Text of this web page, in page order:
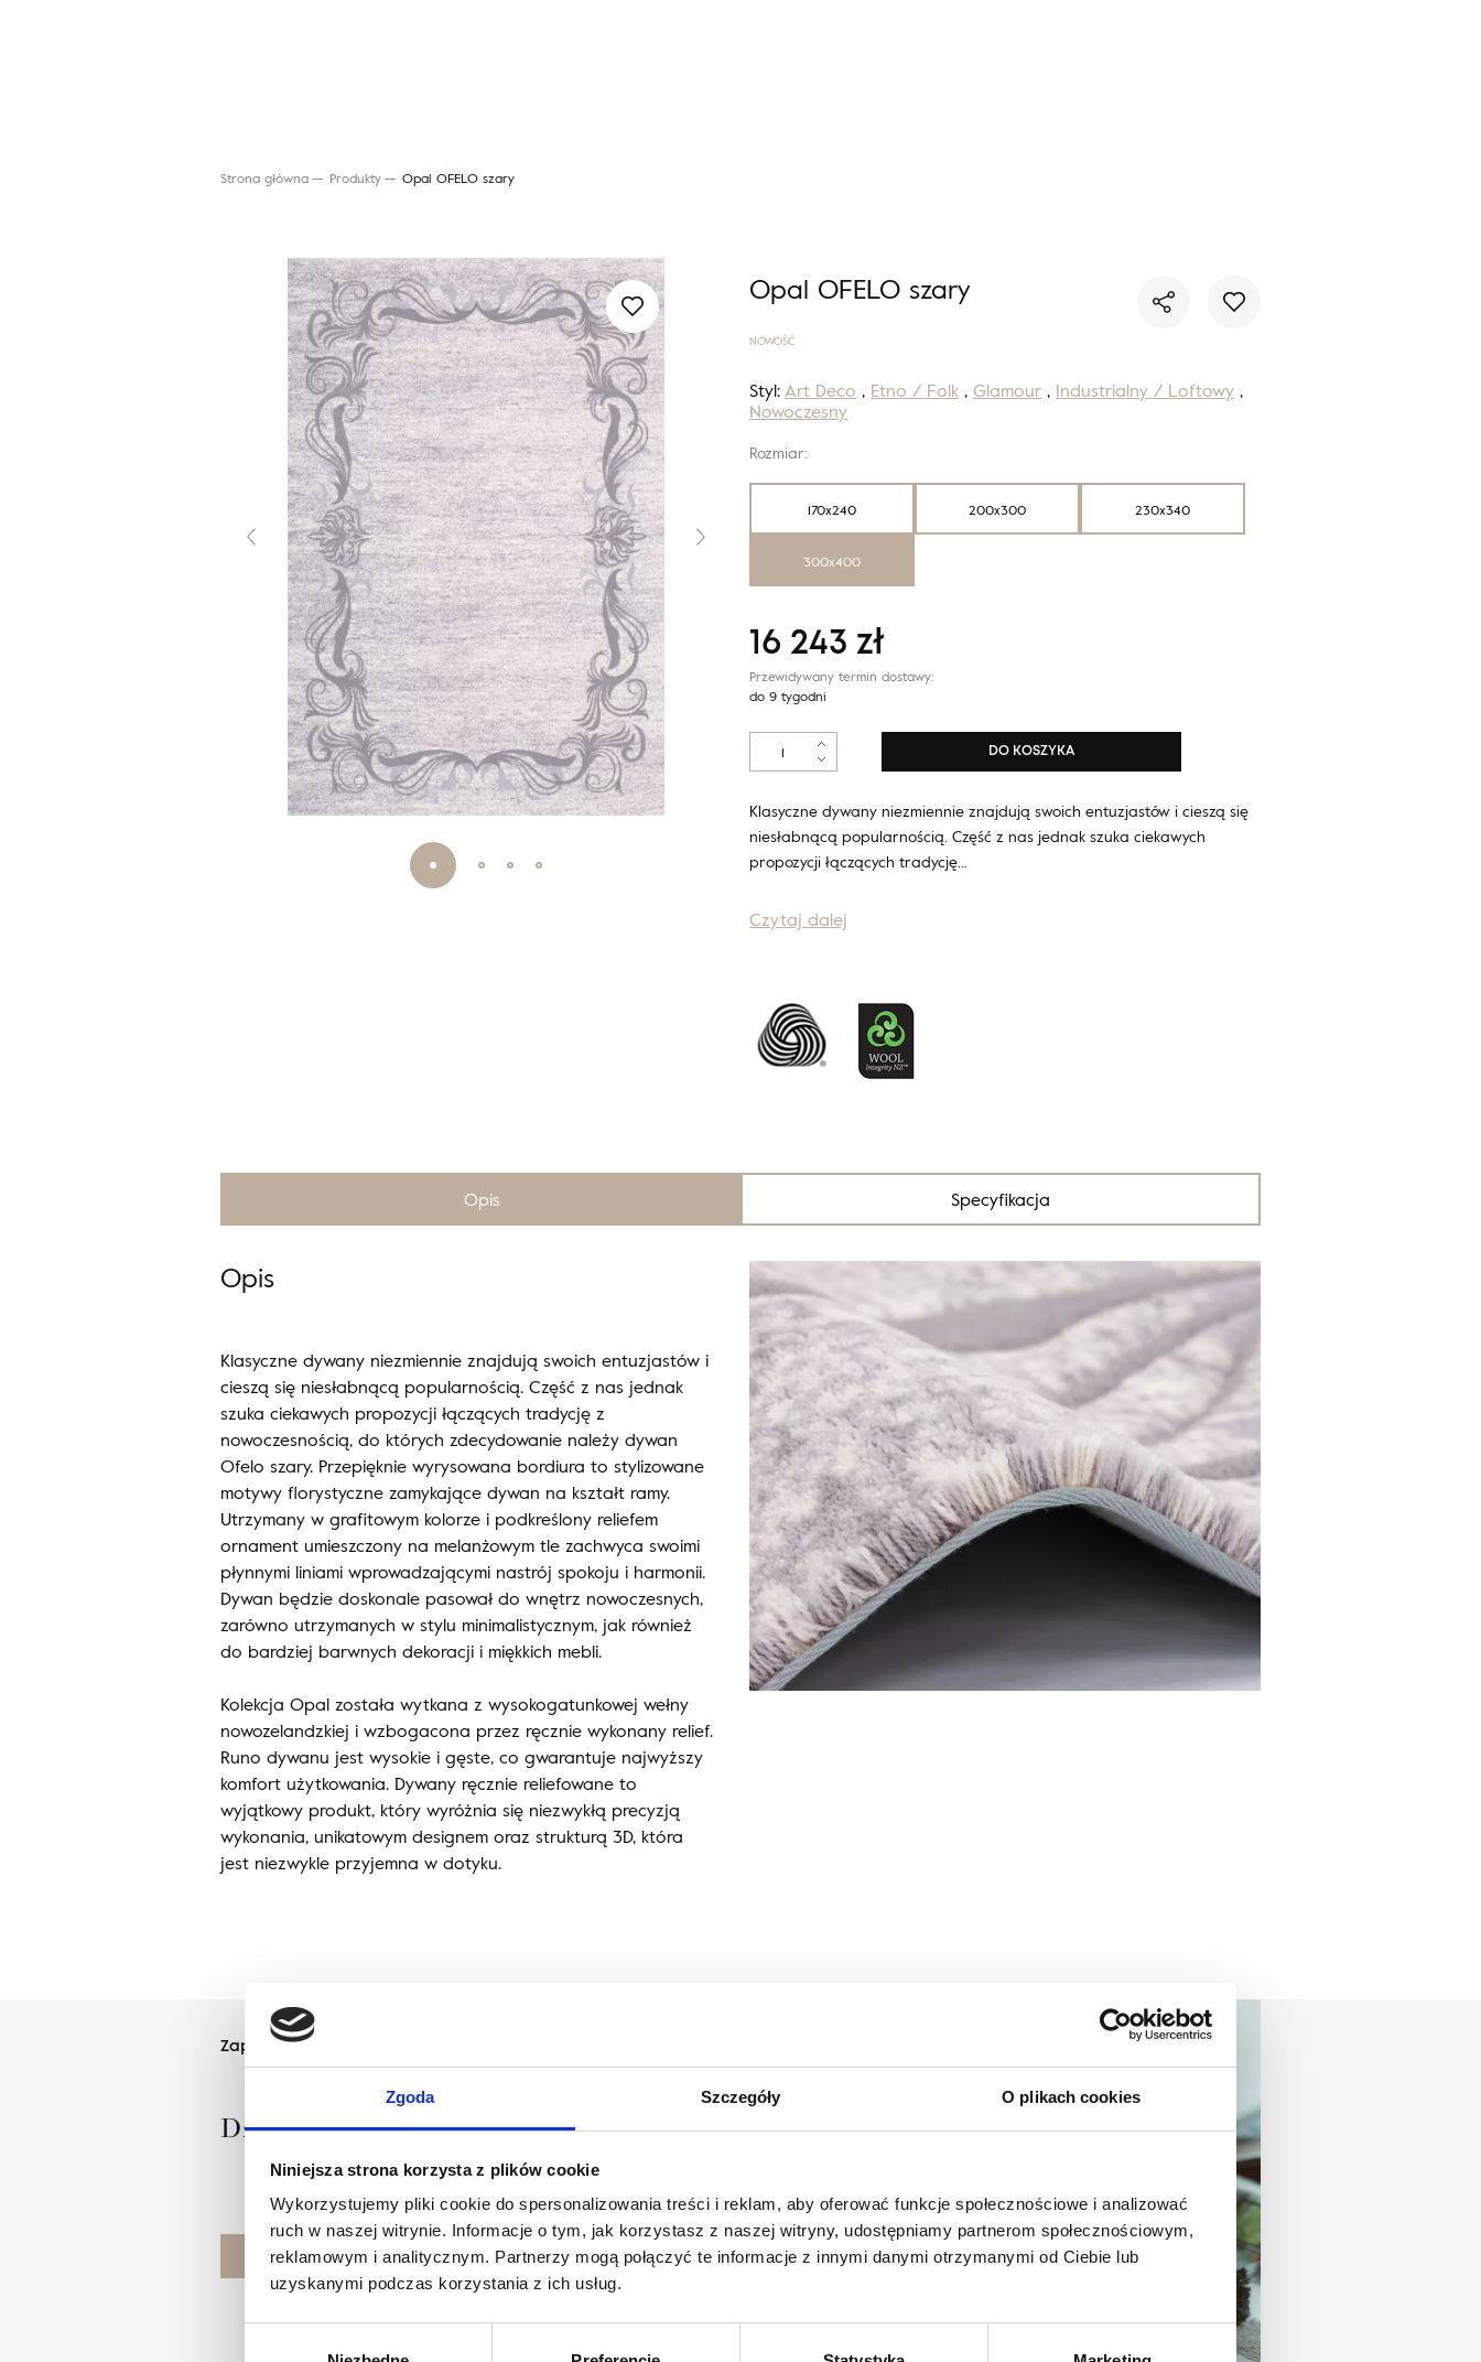
Zgoda Szczegóły O plikach cookies
Niniejsza strona korzysta z plików cookie
Wykorzystujemy pliki cookie do spersonalizowania treści i reklam, aby oferować funkcje społecznościowe i analizować
ruch w naszej witrynie. Informacje o tym, jak korzystasz z naszej witryny, udostępniamy partnerom społecznościowym,
reklamowym i analitycznym. Partnerzy mogą połączyć te informacje z innymi danymi otrzymanymi od Ciebie lub
uzyskanymi podczas korzystania z ich usług.
Strona główna Produkty Opal OFELO szary
Opal OFELO szary
NOWOŚĆ
Styl:Art Deco , Etno / Folk , Glamour , Industrialny / Loftowy ,
Nowoczesny
Rozmiar:
170x240 200x300 230x340
300x400
16 243 zł
Przewidywany termin dostawy:
do 9 tygodni
ilość
Opal
szary
DO KOSZYKA
Klasyczne dywany niezmiennie znajdują swoich entuzjastów i cieszą się
niesłabnącą popularnością. Część z nas jednak szuka ciekawych
propozycji łączących tradycję…
Czytaj dalej
Opis Specyfikacja
Opis
Klasyczne dywany niezmiennie znajdują swoich entuzjastów i
cieszą się niesłabnącą popularnością. Część z nas jednak
szuka ciekawych propozycji łączących tradycję z
nowoczesnością, do których zdecydowanie należy dywan
Ofelo szary. Przepięknie wyrysowana bordiura to stylizowane
motywy florystyczne zamykające dywan na kształt ramy.
Utrzymany w grafitowym kolorze i podkreślony reliefem
ornament umieszczony na melanżowym tle zachwyca swoimi
płynnymi liniami wprowadzającymi nastrój spokoju i harmonii.
Dywan będzie doskonale pasował do wnętrz nowoczesnych,
zarówno utrzymanych w stylu minimalistycznym, jak również
do bardziej barwnych dekoracji i miękkich mebli.
Kolekcja Opal została wytkana z wysokogatunkowej wełny
nowozelandzkiej i wzbogacona przez ręcznie wykonany relief.
Runo dywanu jest wysokie i gęste, co gwarantuje najwyższy
komfort użytkowania. Dywany ręcznie reliefowane to
wyjątkowy produkt, który wyróżnia się niezwykłą precyzją
wykonania, unikatowym designem oraz strukturą 3D, która
jest niezwykle przyjemna w dotyku.
Zaprojektowany przez
Dział Wzornictwa Agnelli
POZNAJ PROJEKTANTA
Wyszukaj produkt